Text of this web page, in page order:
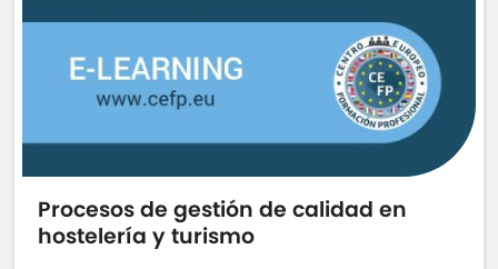
Procesos de gestión de calidad en
hostelería y turismo